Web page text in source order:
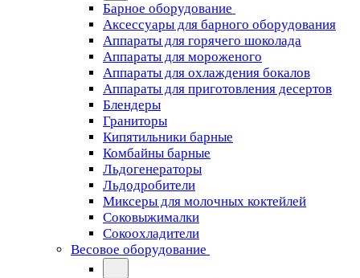
Барное оборудование
Аксессуары для барного оборудования
Аппараты для горячего шоколада
Аппараты для мороженого
Аппараты для охлаждения бокалов
Аппараты для приготовления десертов
Блендеры
Граниторы
Кипятильники барные
Комбайны барные
Льдогенераторы
Льдодробители
Миксеры для молочных коктейлей
Соковыжималки
Сокоохладители
Весовое оборудование